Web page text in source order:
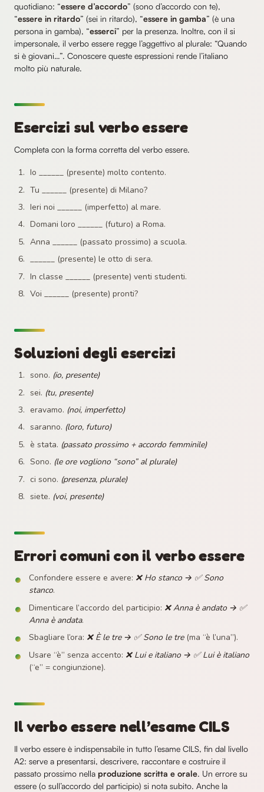
quotidiano: “essere d’accordo” (sono d’accordo con te),
“essere in ritardo” (sei in ritardo), “essere in gamba” (è una
persona in gamba), “esserci” per la presenza. Inoltre, con il si
impersonale, il verbo essere regge l’aggettivo al plurale: “Quando
si è giovani…”. Conoscere queste espressioni rende l’italiano
molto più naturale.
Esercizi sul verbo essere
Completa con la forma corretta del verbo essere.
Io ______ (presente) molto contento.
Tu ______ (presente) di Milano?
Ieri noi ______ (imperfetto) al mare.
Domani loro ______ (futuro) a Roma.
Anna ______ (passato prossimo) a scuola.
______ (presente) le otto di sera.
In classe ______ (presente) venti studenti.
Voi ______ (presente) pronti?
Soluzioni degli esercizi
sono. (io, presente)
sei. (tu, presente)
eravamo. (noi, imperfetto)
saranno. (loro, futuro)
è stata. (passato prossimo + accordo femminile)
Sono. (le ore vogliono “sono” al plurale)
ci sono. (presenza, plurale)
siete. (voi, presente)
Errori comuni con il verbo essere
Confondere essere e avere: ❌ Ho stanco → ✅ Sono
stanco.
Dimenticare l’accordo del participio: ❌ Anna è andato → ✅
Anna è andata.
Sbagliare l’ora: ❌ È le tre → ✅ Sono le tre(ma “è l’una”).
Usare “è” senza accento: ❌ Lui e italiano → ✅ Lui è italiano
(“e” = congiunzione).
Il verbo essere nell’esame CILS
Il verbo essere è indispensabile in tutto l’esame CILS, fin dal livello
A2: serve a presentarsi, descrivere, raccontare e costruire il
passato prossimo nella produzione scritta e orale. Un errore su
essere (o sull’accordo del participio) si nota subito. Anche la